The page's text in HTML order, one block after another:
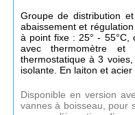
Groupe de distribution
abaissement et
à point fixe : 25° - 55°C,
avec thermomètre et
thermostatique à 3
isolante. En laiton et acier
Disponible en version
vannes à boisseau, pour